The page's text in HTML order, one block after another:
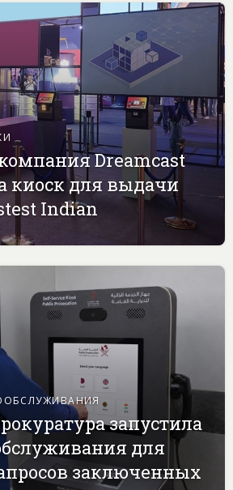
Dreamcast
киоск для выдачи
Indian
запустила
для
заключенных